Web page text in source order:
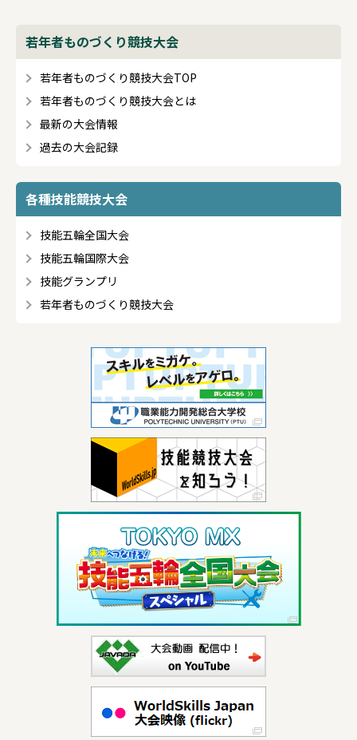
第21回 参加要領を更新いたしました。
2026/07/03
フライス盤職種の競技課題等
2026/07/02
を更新いたしました。
2026/07/01
メカトロニクス職種の競技課題等
た。
第21回 参加者名簿を掲載いたしました。
グラフィックデザイン職種の競技課題等を更新いた
しました。
第21回 参加要領、工具取扱書を掲載いたしまし
2026/06/29
旋盤、ロボットソフト組込み職種の競技課題等
造園職種の競技課題等を更新いたしました。
若年者ものづくり競技大会
若年者ものづくり競技大会TOP
若年者ものづくり競技大会とは
最新の大会情報
過去の大会記録
各種技能競技大会
技能五輪全国大会
技能五輪国際大会
技能グランプリ
若年者ものづくり競技大会